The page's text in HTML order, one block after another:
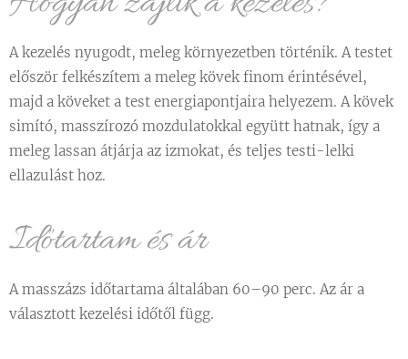
A kezelés nyugodt, meleg környezetben történik. A testet
először felkészítem a meleg kövek finom érintésével,
majd a köveket a test energiapontjaira helyezem. A kövek
simító, masszírozó mozdulatokkal együtt hatnak, így a
meleg lassan átjárja az izmokat, és teljes testi-lelki
ellazulást hoz.
Időtartam és ár
A masszázs időtartama általában 60–90 perc. Az ár a
választott kezelési időtől függ.